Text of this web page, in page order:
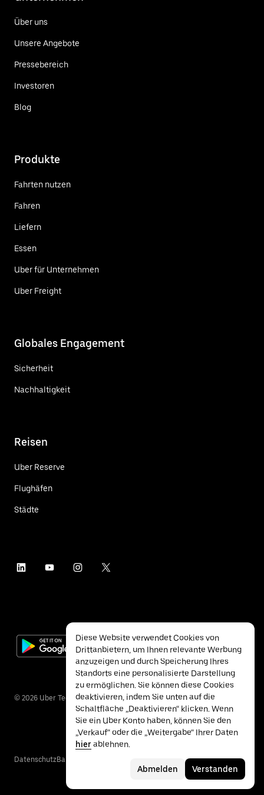
Über uns
Unsere Angebote
Pressebereich
Investoren
Blog
Produkte
Fahrten nutzen
Fahren
Liefern
Essen
Uber für Unternehmen
Uber Freight
Globales Engagement
Sicherheit
Nachhaltigkeit
Reisen
Uber Reserve
Flughäfen
Städte
© 2026 Uber Technologies Inc.
DatenschutzBarrierefreiheit
Diese Website verwendet Cookies von
Drittanbietern, um Ihnen relevante Werbung
anzuzeigen und durch Speicherung Ihres
Standorts eine personalisierte Darstellung
zu ermöglichen. Sie können diese Cookies
deaktivieren, indem Sie unten auf die
Schaltfläche „Deaktivieren“ klicken. Wenn
Sie ein Uber Konto haben, können Sie den
„Verkauf“ oder die „Weitergabe“ Ihrer Daten
hierablehnen.
Abmelden Verstanden